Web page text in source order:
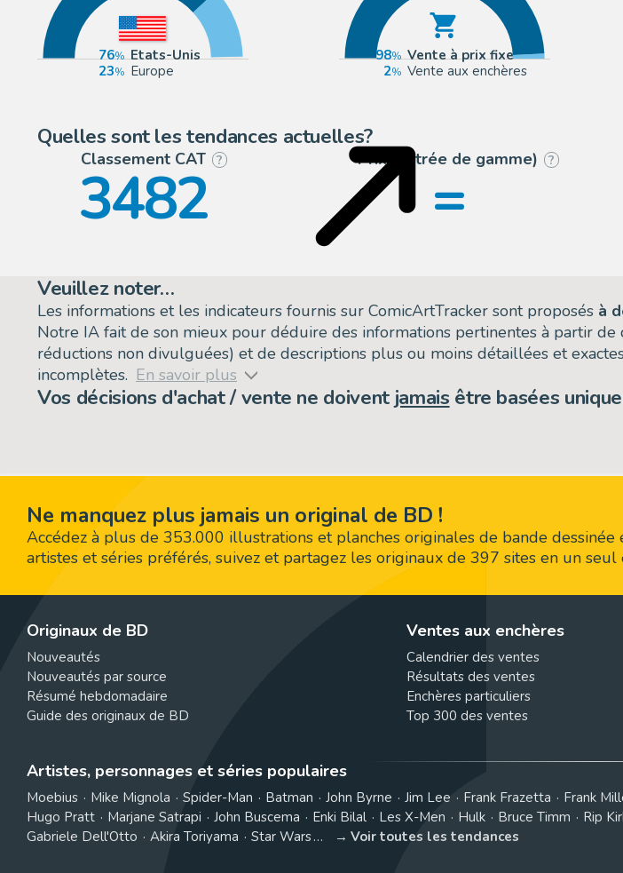
76
Etats-Unis
23
Europe
98
Vente à prix fixe
2
Vente aux enchères
Quelles sont les tendances actuelles?
Classement CAT ?
3482 Prix (entrée de gamme) ?
=
Veuillez noter…
Les informations et les indicateurs fournis sur ComicArtTracker sont proposés à
Notre IA fait de son mieux pour déduire des informations pertinentes à partir
réductions non divulguées) et de descriptions plus ou moins détaillées et
incomplètes. En savoir plus
Vos décisions d'achat / vente ne doivent jamais être basées
Ne manquez plus jamais un original de BD !
Accédez à plus de 353.000 illustrations et planches originales de bande dessinée
artistes et séries préférés, suivez et partagez les originaux de 397 sites en un seul
Originaux de BD
Nouveautés
Nouveautés par source
Résumé hebdomadaire
Guide des originaux de BD
Ventes aux enchères
Calendrier des ventes
Résultats des ventes
Enchères particuliers
Top 300 des ventes
Artistes, personnages et séries populaires
Moebius Mike Mignola Spider-Man Batman John Byrne Jim Lee Frank Frazetta Frank
Hugo Pratt
Marjane Satrapi John Buscema Enki Bilal Les X-Men Hulk Bruce Timm Rip
Gabriele Dell'Otto
Akira Toriyama Star Wars Voir toutes les tendances